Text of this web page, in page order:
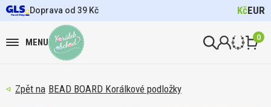
Doprava od 39 Kč KčEUR
MENU 0
BEAD BOARD Korálkové podložky